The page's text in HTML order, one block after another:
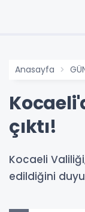
Anasayfa
çıktı!
Kocaeli
edildiğini